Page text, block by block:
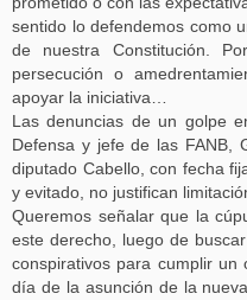
sentido lo defendemos como
de nuestra Constitución.
persecución o
apoyar la iniciativa…
Las denuncias de un golpe
Defensa y jefe de las FANB,
diputado Cabello, con fecha
y evitado, no justifican
Queremos señalar que la
este derecho, luego de
conspirativos para cumplir
día de la asunción de la